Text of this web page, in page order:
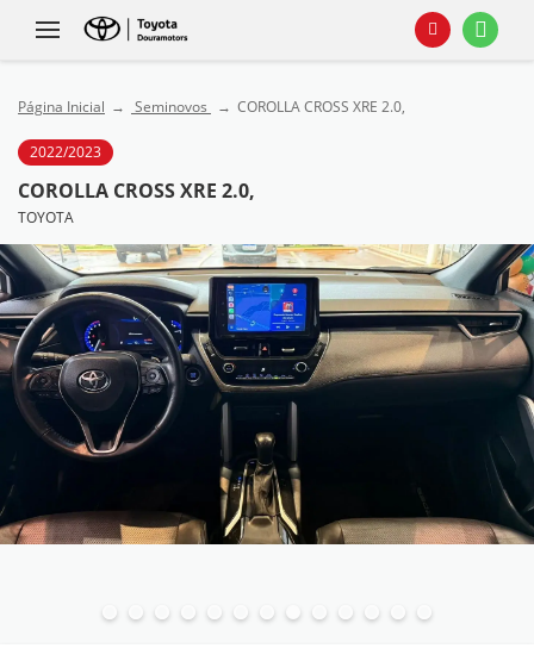
Página Inicial Seminovos COROLLA CROSS XRE 2.0,
2022/2023
COROLLA CROSS XRE 2.0,
TOYOTA